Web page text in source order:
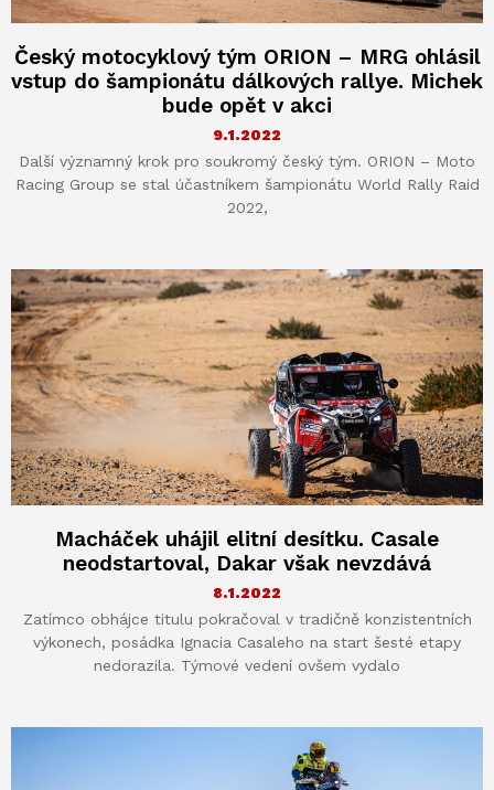
Český motocyklový tým ORION – MRG ohlásil
vstup do šampionátu dálkových rallye. Michek
bude opět v akci
9.1.2022
Další významný krok pro soukromý český tým. ORION – Moto
Racing Group se stal účastníkem šampionátu World Rally Raid
2022,
Macháček uhájil elitní desítku. Casale
neodstartoval, Dakar však nevzdává
8.1.2022
Zatímco obhájce titulu pokračoval v tradičně konzistentních
výkonech, posádka Ignacia Casaleho na start šesté etapy
nedorazila. Týmové vedení ovšem vydalo